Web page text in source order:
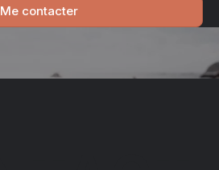
Me contacter